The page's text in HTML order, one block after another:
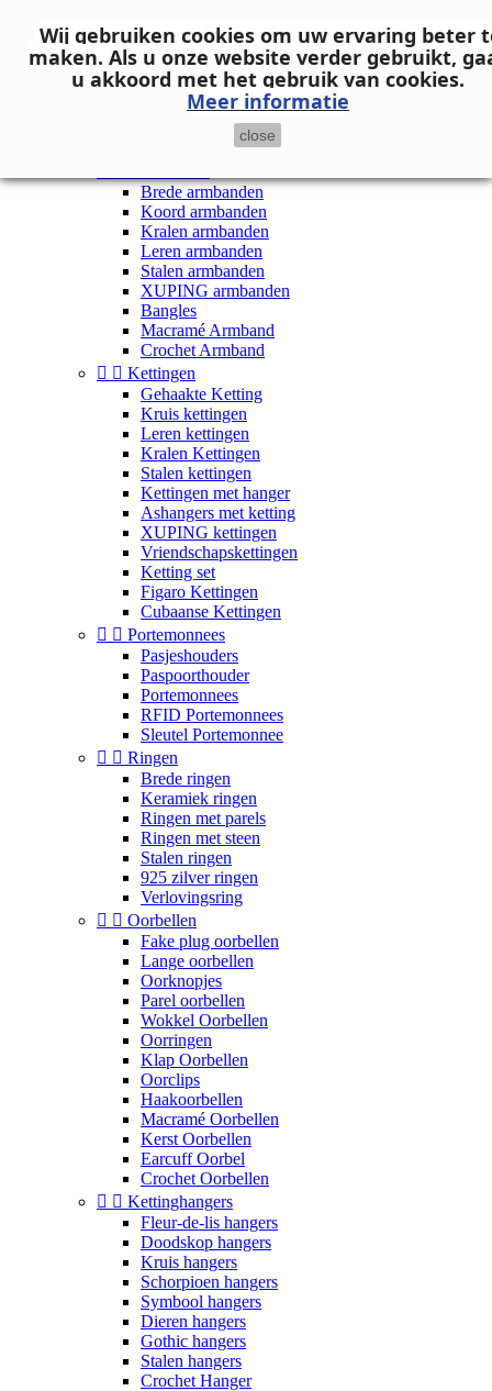
Inloggen
shopping_cart Winkelwagen (0)
Brede armbanden
Koord armbanden
Kralen armbanden
Leren armbanden
Stalen armbanden
XUPING armbanden
Bangles
Macramé Armband
Crochet Armband
  Kettingen
Gehaakte Ketting
Kruis kettingen
Leren kettingen
Kralen Kettingen
Stalen kettingen
Kettingen met hanger
Ashangers met ketting
XUPING kettingen
Vriendschapskettingen
Ketting set
Figaro Kettingen
Cubaanse Kettingen
  Portemonnees
Pasjeshouders
Paspoorthouder
Portemonnees
RFID Portemonnees
Sleutel Portemonnee
  Ringen
Brede ringen
Keramiek ringen
Ringen met parels
Ringen met steen
Stalen ringen
925 zilver ringen
Verlovingsring
  Oorbellen
Fake plug oorbellen
Lange oorbellen
Oorknopjes
Parel oorbellen
Wokkel Oorbellen
Oorringen
Klap Oorbellen
Oorclips
Haakoorbellen
Macramé Oorbellen
Kerst Oorbellen
Earcuff Oorbel
Crochet Oorbellen
  Kettinghangers
Fleur-de-lis hangers
Doodskop hangers
Kruis hangers
Schorpioen hangers
Symbool hangers
Dieren hangers
Gothic hangers
Stalen hangers
Crochet Hanger
Wij gebruiken cookies om uw ervaring beter
maken. Als u onze website verder gebruikt,
u akkoord met het gebruik van cookies.
Meer informatie
close